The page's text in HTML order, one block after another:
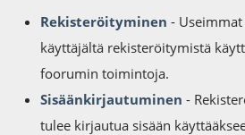
Rekisteröityminen -
käyttäjältä rekisteröitymistä
foorumin toimintoja.
Sisäänkirjautuminen -
tulee kirjautua sisään